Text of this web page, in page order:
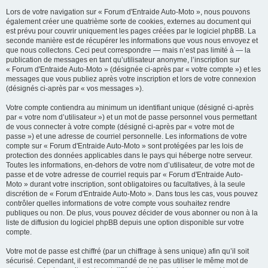
Lors de votre navigation sur « Forum d'Entraide Auto-Moto », nous pouvons
également créer une quatrième sorte de cookies, externes au document qui
est prévu pour couvrir uniquement les pages créées par le logiciel phpBB. La
seconde manière est de récupérer les informations que vous nous envoyez et
que nous collectons. Ceci peut correspondre — mais n’est pas limité à — la
publication de messages en tant qu’utilisateur anonyme, l’inscription sur
« Forum d'Entraide Auto-Moto » (désignée ci-après par « votre compte ») et les
messages que vous publiez après votre inscription et lors de votre connexion
(désignés ci-après par « vos messages »).
Votre compte contiendra au minimum un identifiant unique (désigné ci-après
par « votre nom d’utilisateur ») et un mot de passe personnel vous permettant
de vous connecter à votre compte (désigné ci-après par « votre mot de
passe ») et une adresse de courriel personnelle. Les informations de votre
compte sur « Forum d'Entraide Auto-Moto » sont protégées par les lois de
protection des données applicables dans le pays qui héberge notre serveur.
Toutes les informations, en-dehors de votre nom d’utilisateur, de votre mot de
passe et de votre adresse de courriel requis par « Forum d'Entraide Auto-
Moto » durant votre inscription, sont obligatoires ou facultatives, à la seule
discrétion de « Forum d'Entraide Auto-Moto ». Dans tous les cas, vous pouvez
contrôler quelles informations de votre compte vous souhaitez rendre
publiques ou non. De plus, vous pouvez décider de vous abonner ou non à la
liste de diffusion du logiciel phpBB depuis une option disponible sur votre
compte.
Votre mot de passe est chiffré (par un chiffrage à sens unique) afin qu’il soit
sécurisé. Cependant, il est recommandé de ne pas utiliser le même mot de